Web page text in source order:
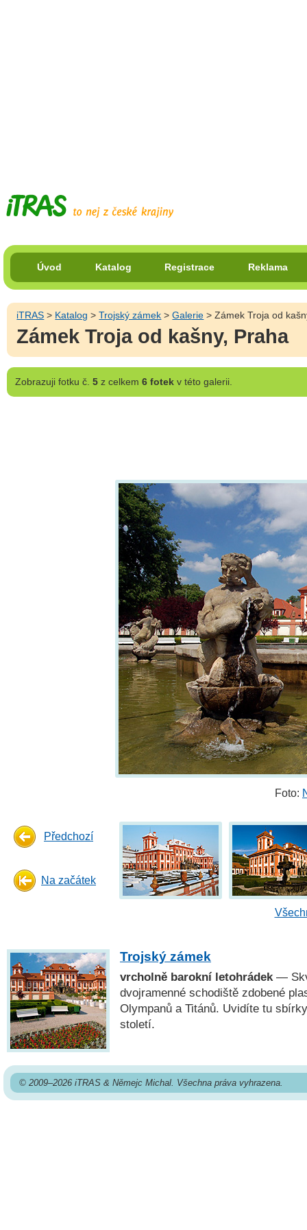
Úvod Katalog Registrace Reklama
iTRAS > Katalog >Trojský zámek >Galerie > Zámek Troja od
Zámek Troja od kašny, Praha
Zobrazujifotku č. 5z celkem 6 fotekv této galerii.
Foto:
Předchozí
Na začátek
Trojský zámek
vrcholně barokní letohrádek —
dvojramenné schodiště zdobené
Olympanů a Titánů. Uvidíte tu
století.
© 2009–2026 iTRAS & Němejc Michal. Všechna práva vyhrazena.